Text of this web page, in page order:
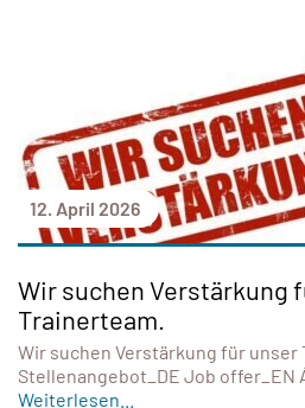
12. April 2026
Wir suchen Verstärkung
Trainerteam.
Wir suchen Verstärkung für unser
Stellenangebot_DE Job offer_EN
Weiterlesen...